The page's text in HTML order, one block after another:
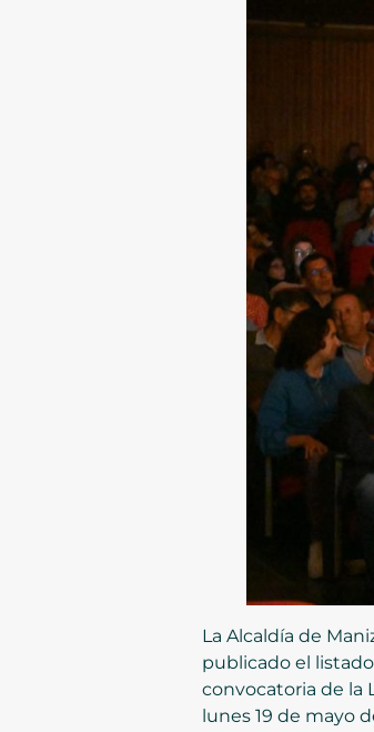
La Alcaldía de
publicado el
convocatoria de la
lunes 19 de mayo